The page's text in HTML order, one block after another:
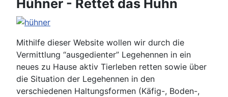
Hühner - Rettet das Huhn
Mithilfe dieser Website wollen wir durch die
Vermittlung “ausgedienter” Legehennen in ein
neues zu Hause aktiv Tierleben retten sowie über
die Situation der Legehennen in den
verschiedenen Haltungsformen (Käfig-, Boden-,